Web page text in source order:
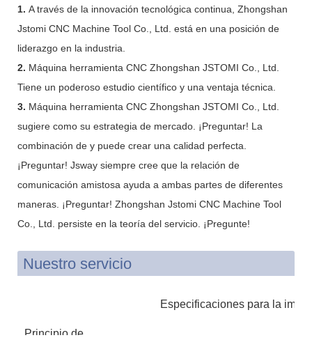
1. A través de la innovación tecnológica continua, Zhongshan
Jstomi CNC Machine Tool Co., Ltd. está en una posición de
liderazgo en la industria.
2. Máquina herramienta CNC Zhongshan JSTOMI Co., Ltd.
Tiene un poderoso estudio científico y una ventaja técnica.
3. Máquina herramienta CNC Zhongshan JSTOMI Co., Ltd.
sugiere como su estrategia de mercado. ¡Preguntar! La
combinación de y puede crear una calidad perfecta.
¡Preguntar! Jsway siempre cree que la relación de
comunicación amistosa ayuda a ambas partes de diferentes
maneras. ¡Preguntar! Zhongshan Jstomi CNC Machine Tool
Co., Ltd. persiste en la teoría del servicio. ¡Pregunte!
Nuestro servicio
Especificaciones para la
Principio de